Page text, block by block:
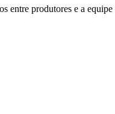
entre produtores e a